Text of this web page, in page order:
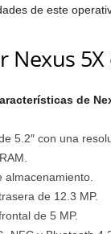
de este
Nexus
de
5.2″ con una
almacenamiento.
de 12.3 MP.
de 5 MP.